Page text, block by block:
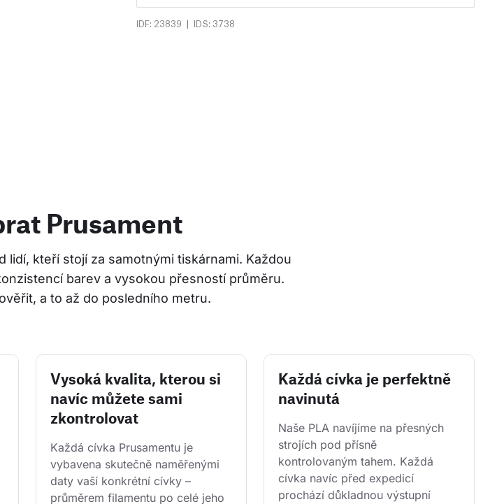
IDF: 23839 | IDS: 3738
Prusament
lidí, kteří stojí za samotnými tiskárnami. Každou
barev a vysokou přesností průměru.
a to až do posledního metru.
Vysoká kvalita, kterou si
navíc můžete sami
zkontrolovat
Každá cívka Prusamentu je
vybavena skutečně naměřenými
daty vaší konkrétní cívky –
průměrem filamentu po celé jeho
Každá cívka je perfektně
navinutá
Naše PLA navíjíme na přesných
strojích pod přísně
kontrolovaným tahem. Každá
cívka navíc před expedicí
prochází důkladnou výstupní